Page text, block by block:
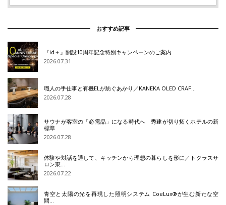
おすすめ記事
『id＋』開設10周年記念特別キャンペーンのご案内
2026.07.31
職人の手仕事と有機ELが紡ぐあかり／KANEKA OLED CRAF…
2026.07.28
サウナが客室の「必需品」になる時代へ 秀建が切り拓くホテルの新
標準
2026.07.28
体験や対話を通して、キッチンから理想の暮らしを形に／トクラスサ
ロン東…
2026.07.22
青空と太陽の光を再現した照明システム CoeLux®が生む新たな空
間…